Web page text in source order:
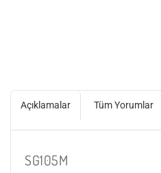
Açıklamalar Tüm Yorumlar
SG105M